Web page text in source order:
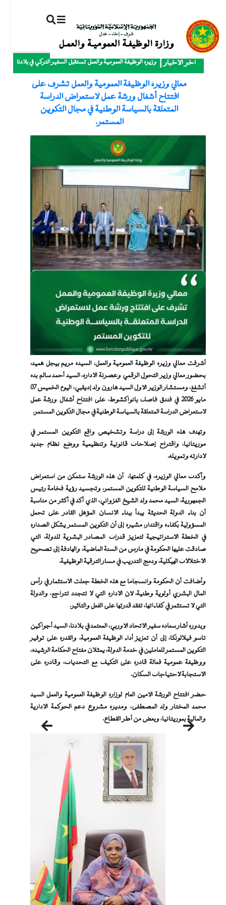
آخر الأخبار وزيرة الوظيفة العمومية والعمل تستقبل السفير التركي في بلادنا
معالي وزيرة الوظيفة العمومية والعمل تشرف على
افتتاح أشغال ورشة عمل لاستعراض الدراسة
المتعلقة بالسياسة الوطنية في مجال التكوين
المستمر.
أشرفت معالي وزيرة الوظيفة العمومية والعمل، السيدة مريم بيجل هميد،
بحضور معالي وزير التحول الرقمي وعصرنة الإدارة، السيد أحمد سالم بده
أتشفغ، ومستشار الوزير الأول السيد هارون ولد إديقبي، اليوم الخميس 07
مايو 2026 في فندق فاصك بانواكشوط، على افتتاح أشغال ورشة عمل
لاستعراض الدراسة المتعلقة بالسياسة الوطنية في مجال التكوين المستمر.
وتهدف هذه الورشة إلى دراسة وتشخيص واقع التكوين المستمر في
موريتانيا، واقتراح إصلاحات قانونية وتنظيمية ووضع نظام جديد
لإدارته وتمويله.
وأكدت معالي الوزيرة، في كلمتها، أن هذه الورشة ستمكن من استعراض
ملامح السياسة الوطنية للتكوين المستمر، وتجسيد رؤية فخامة رئيس
الجمهورية، السيد محمد ولد الشيخ الغزواني، الذي أكد في أكثر من مناسبة
أن بناء الدولة الحديثة يبدأ ببناء الإنسان المؤهل القادر على تحمل
المسؤولية بكفاءة واقتدار، مشيرة إلى أن التكوين المستمر يشكل الصدارة
في الخطة الاستراتيجية لتعزيز قدرات المصادر البشرية للدولة، التي
صادقت عليها الحكومة في مارس من السنة الماضية، والهادفة إلى تصحيح
الاختلالات الهيكلية، ودمج التدريب في مسار الترقية الوظيفية.
وأضافت أن الحكومة وانسجاما مع هذه الخطة جعلت الاستثمار في رأس
المال البشري أولوية وطنية، لأن الإدارة التي لا تتجدد تتراجع، والدولة
التي لا تستثمر في كفاءاتها، تفقد قدرتها على الفعل والتأثير.
وبدوره أشار سعادة سفير الاتحاد الأوربي، المعتمد في بلادنا، السيد أجواكين
تاسو فيلالونكا، إلى أن تعزيز أداء الوظيفة العمومية، والقدرة على توفير
التكوين المستمر للعاملين في خدمة الدولة، يمثلان مفتاح الحكامة الرشيدة،
ووظيفة عمومية فعالة قادرة على التكيف مع التحديات، وقادرة على
الاستجابة لاحتياجات السكان.
حضر افتتاح الورشة الأمين العام لوزارة الوظيفة العمومية والعمل السيد
محمد المختار ولد المصطفى، ومديرة مشروع دعم الحوكمة الإدارية
والمالية بموريتانيا، وبعض من أطر القطاع.
السابق التالي